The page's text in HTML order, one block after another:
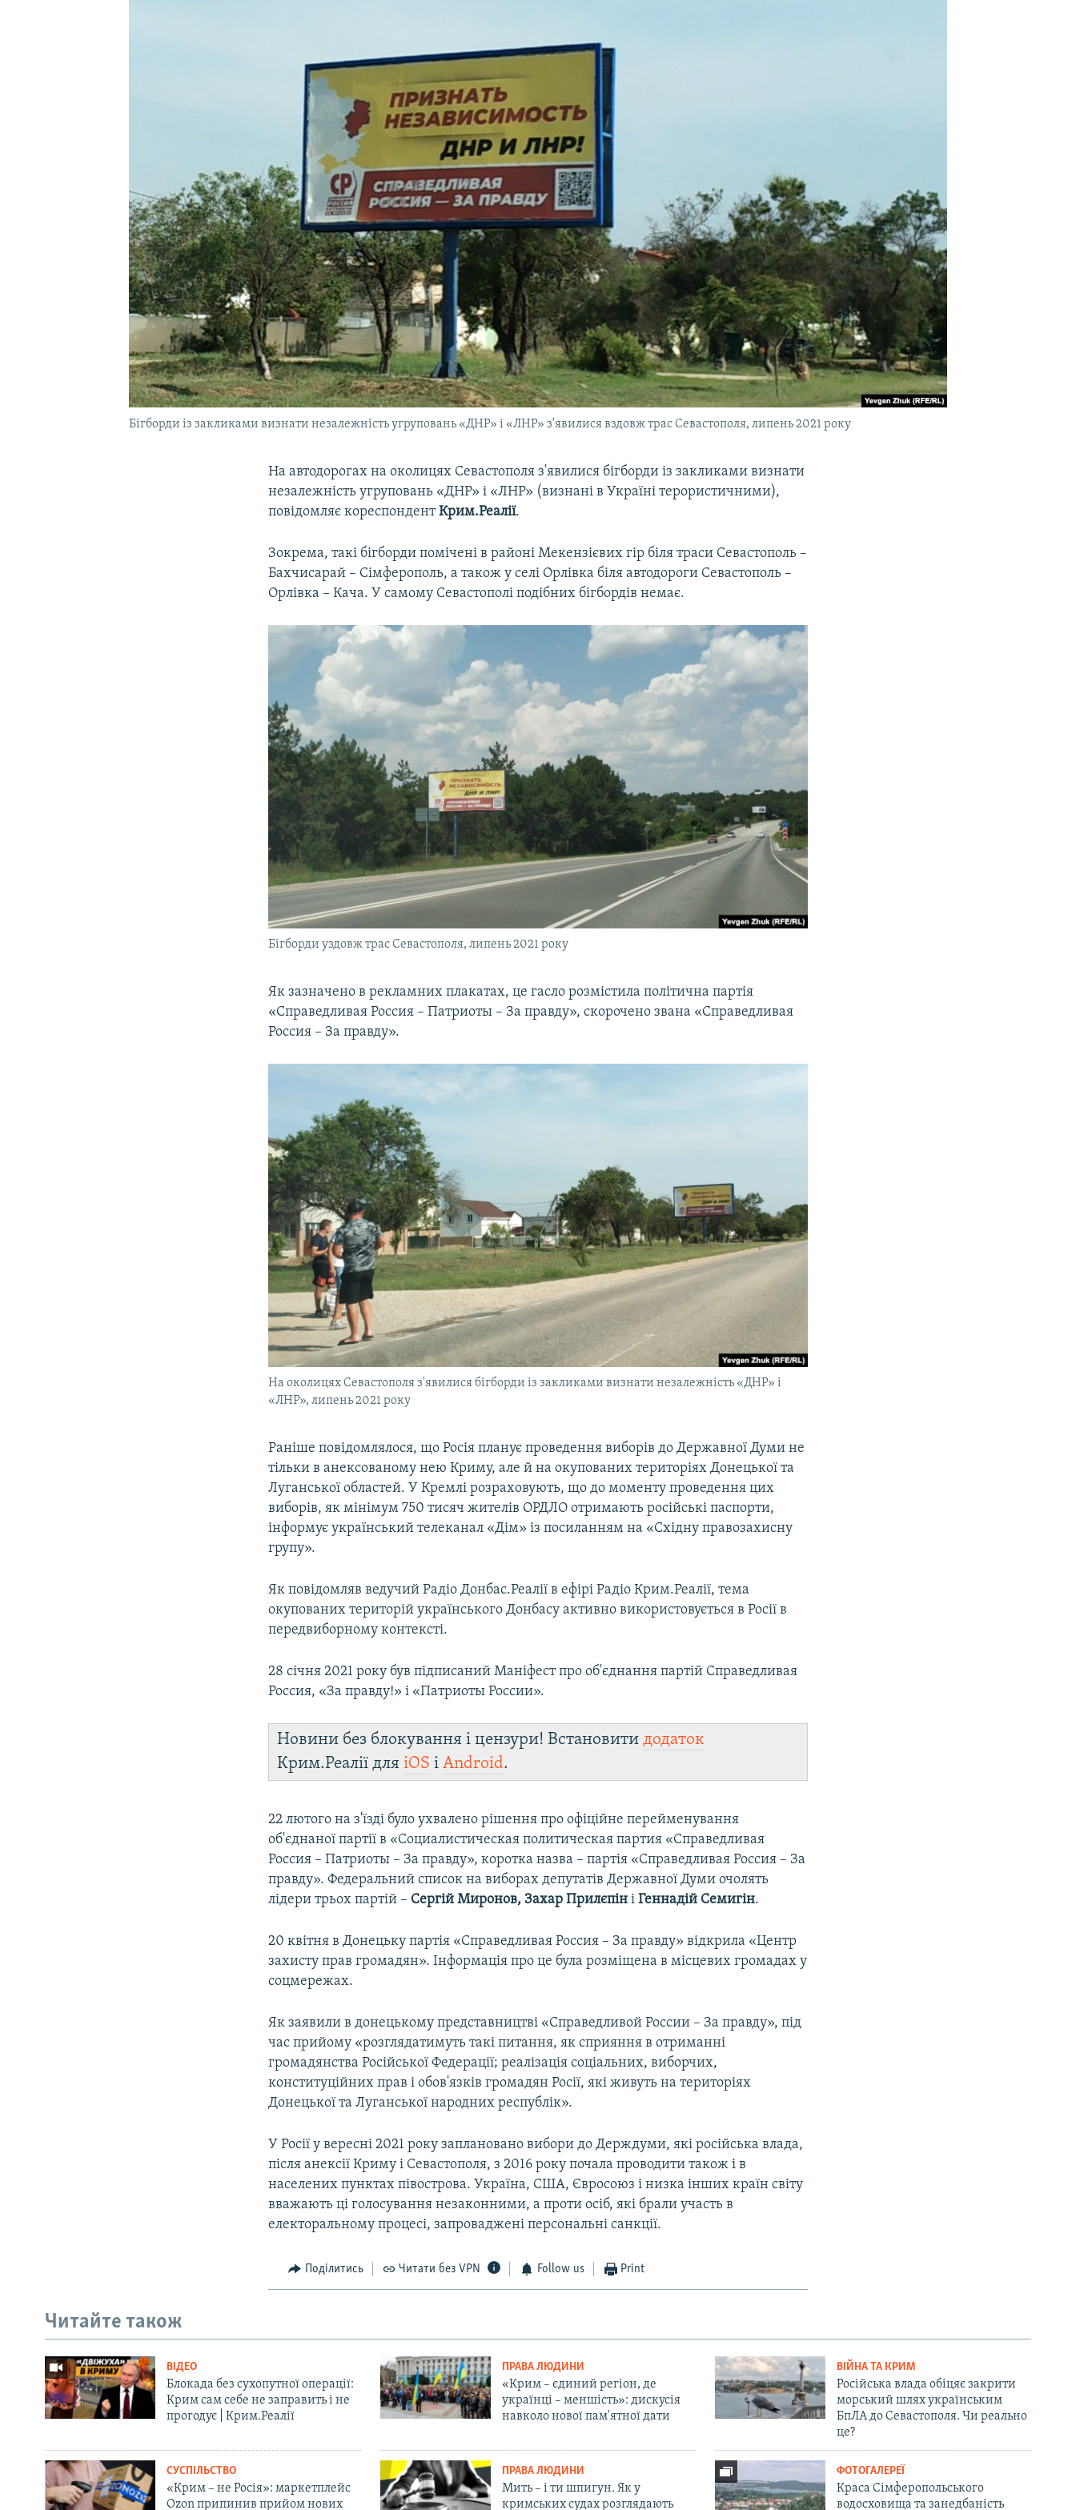
Бігборди із закликами визнати незалежність угруповань «ДНР» і «ЛНР» з'явилися вздовж трас Севастополя, липень 2021 року
На автодорогах на околицях Севастополя з'явилися бігборди із закликами визнати
незалежність угруповань «ДНР» і «ЛНР» (визнані в Україні терористичними),
повідомляє кореспондентКрим.Реалії.
Зокрема, такі бігборди помічені в районі Мекензієвих гір біля траси Севастополь –
Бахчисарай – Сімферополь, а також у селі Орлівка біля автодороги Севастополь –
Орлівка – Кача. У самому Севастополі подібних бігбордів немає.
Бігборди уздовж трас Севастополя, липень 2021 року
Як зазначено в рекламних плакатах, це гасло розмістила політична партія
«Справедливая Россия – Патриоты – За правду», скорочено звана «Справедливая
Росcия – За правду».
На околицях Севастополя з'явилися бігборди із закликами визнати незалежність «ДНР» і
«ЛНР», липень 2021 року
Раніше повідомлялося, що Росія планує проведення виборів до Державної Думи не
тільки в анексованому нею Криму, але й на окупованих територіях Донецької та
Луганської областей. У Кремлі розраховують, що до моменту проведення цих
виборів, як мінімум 750 тисяч жителів ОРДЛО отримають російські паспорти,
інформує український телеканал «Дім» із посиланням на «Східну правозахисну
групу».
Як повідомляв ведучий Радіо Донбас.Реалії в ефірі Радіо Крим.Реалії, тема
окупованих територій українського Донбасу активно використовується в Росії в
передвиборному контексті.
28 січня 2021 року був підписаний Маніфест про об'єднання партій Справедливая
Россия, «За правду!» і «Патриоты России».
Новини без блокування і цензури! Встановитидодаток
Крим.Реалії дляiOS іAndroid.
22 лютого на з'їзді було ухвалено рішення про офіційне перейменування
об'єднаної партії в «Социалистическая политическая партия «Справедливая
Россия – Патриоты – За правду», коротка назва – партія «Справедливая Россия – За
правду». Федеральний список на виборах депутатів Державної Думи очолять
лідери трьох партій – Сергій Миронов, Захар Прилєпіні Геннадій Семигін.
20 квітня в Донецьку партія «Справедливая Россия – За правду» відкрила «Центр
захисту прав громадян». Інформація про це була розміщена в місцевих громадах у
соцмережах.
Як заявили в донецькому представництві «Справедливой России – За правду», під
час прийому «розглядатимуть такі питання, як сприяння в отриманні
громадянства Російської Федерації; реалізація соціальних, виборчих,
конституційних прав і обов'язків громадян Росії, які живуть на територіях
Донецької та Луганської народних республік».
У Росії у вересні 2021 року заплановано вибори до Держдуми, які російська влада,
після анексії Криму і Севастополя, з 2016 року почала проводити також і в
населених пунктах півострова. Україна, США, Євросоюз і низка інших країн світу
вважають ці голосування незаконними, а проти осіб, які брали участь в
електоральному процесі, запроваджені персональні санкції.
Поділитись Читати без VPN Follow us Print
Читайте також
ВІДЕО
Блокада без сухопутної операції:
Крим сам себе не заправить і не
прогодує | Крим.Реалії
ПРАВА ЛЮДИНИ
«Крим – єдиний регіон, де
українці – меншість»: дискусія
навколо нової пам'ятної дати
ВІЙНА ТА КРИМ
Російська влада обіцяє закрити
морський шлях українським
БпЛА до Севастополя. Чи реально
це?
СУСПІЛЬСТВО
«Крим – не Росія»: маркетплейс
Ozon припинив прийом нових
ПРАВА ЛЮДИНИ
Мить – і ти шпигун. Як у
кримських судах розглядають
ФОТОГАЛЕРЕЇ
Краса Сімферопольського
водосховища та занедбаність